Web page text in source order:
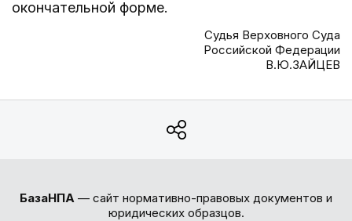
окончательной форме.
Судья Верховного Суда
Российской Федерации
В.Ю.ЗАЙЦЕВ
БазаНПА — сайт нормативно-правовых документов и
юридических образцов.